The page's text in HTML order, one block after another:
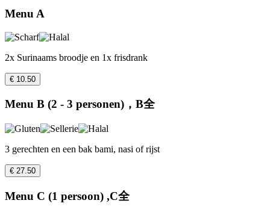
Menu A
2x Surinaams broodje en 1x frisdrank
€ 10.50
Menu B (2 - 3 personen)，B全
3 gerechten en een bak bami, nasi of rijst
€ 27.50
Menu C (1 persoon) ,C全